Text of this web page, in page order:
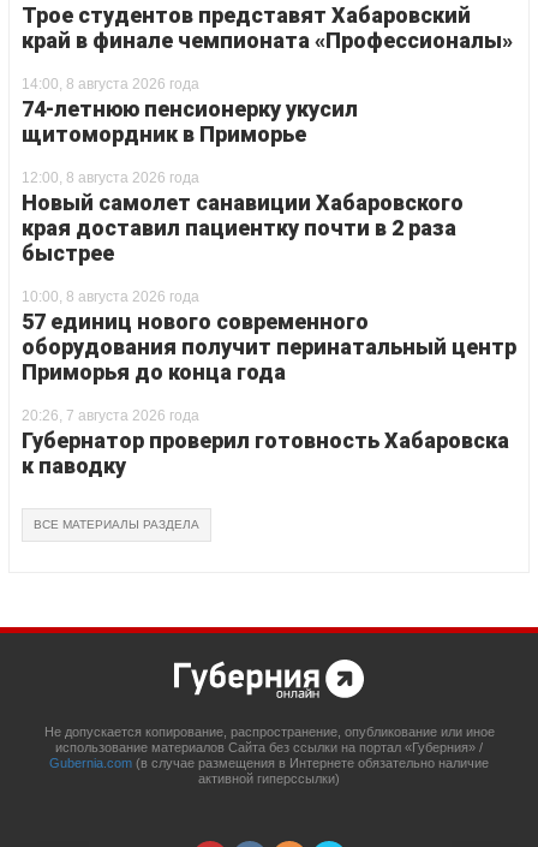
Трое студентов представят Хабаровский
край в финале чемпионата «Профессионалы»
14:00, 8 августа 2026 года
74-летнюю пенсионерку укусил
щитомордник в Приморье
12:00, 8 августа 2026 года
Новый самолет санавиции Хабаровского
края доставил пациентку почти в 2 раза
быстрее
10:00, 8 августа 2026 года
57 единиц нового современного
оборудования получит перинатальный центр
Приморья до конца года
20:26, 7 августа 2026 года
Губернатор проверил готовность Хабаровска
к паводку
ВСЕ МАТЕРИАЛЫ РАЗДЕЛА
Не допускается копирование, распространение, опубликование или иное
использование материалов Сайта без ссылки на портал «Губерния» /
Gubernia.com (в случае размещения в Интернете обязательно наличие
активной гиперссылки)